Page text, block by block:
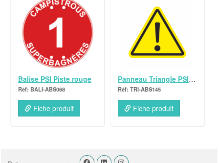
Balise PSI Piste rouge
BALI-ABS068
Fiche produit
Panneau Triangle PSI Danger !
TRI-ABS145
Fiche produit